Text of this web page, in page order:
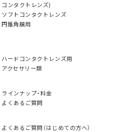
コンタクトレンズ)
ソフトコンタクトレンズ
円錐角膜用
ハードコンタクトレンズ用
アクセサリー類
ラインナップ・料金
よくあるご質問
よくあるご質問（はじめての方へ）